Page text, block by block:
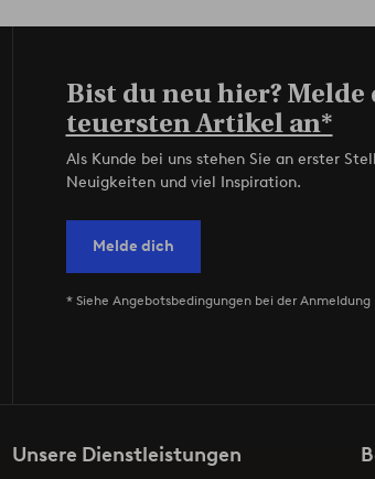
Bist du neu hier?
teuersten Artikel an*
Als Kunde bei uns stehen Sie an erster
Neuigkeiten und viel Inspiration.
Melde dich
* Siehe Angebotsbedingungen bei der Anmeldung
Unsere Dienstleistungen